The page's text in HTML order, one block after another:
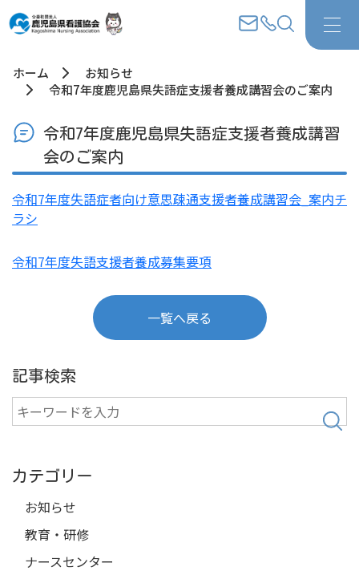
ホーム
お知らせ
令和7年度鹿児島県失語症支援者養成講習会のご案内
令和7年度鹿児島県失語症支援者養成講習
会のご案内
令和7年度失語症者向け意思疎通支援者養成講習会_案内チ
ラシ
令和7年度失語支援者養成募集要項
一覧へ戻る
記事検索
検
カテゴリー
お知らせ
教育・研修
ナースセンター